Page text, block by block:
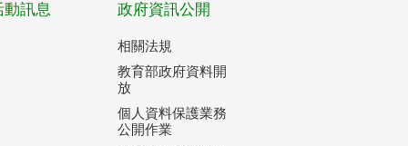
動訊息 政府資訊公開
相關法規
教育部政府資料開
放
個人資料保護業務
公開作業